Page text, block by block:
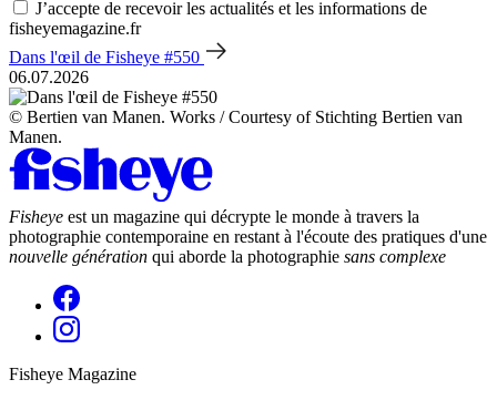
J’accepte de recevoir les actualités et les informations de
fisheyemagazine.fr
Dans l'œil de Fisheye #550
06.07.2026
© Bertien van Manen. Works / Courtesy of Stichting Bertien van
Manen.
Fisheye est un magazine qui décrypte le monde à travers la
photographie contemporaine en restant à l'écoute des pratiques d'une
nouvelle génération qui aborde la photographie sans complexe
Fisheye Magazine